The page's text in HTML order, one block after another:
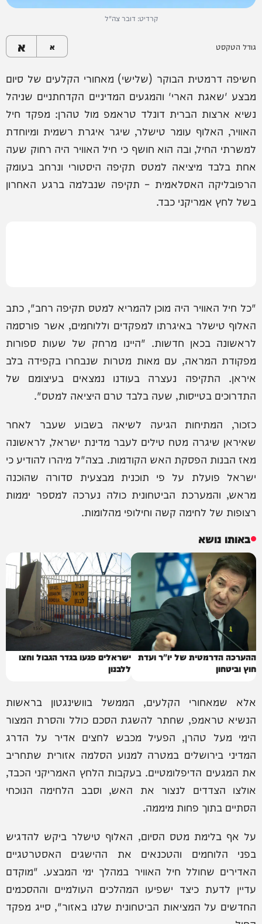
קרדיט: דובר צה"ל
גודל הטקסט א א
חשיפה דרמטית הבוקר (שלישי) מאחורי הקלעים של סיום
מבצע 'שאגת הארי' והמגעים המדיניים הקדחתניים שניהל
נשיא ארצות הברית דונלד טראמפ מול טהרן: מפקד חיל
האוויר, האלוף עומר טישלר, שיגר איגרת רשמית ומיוחדת
למשרתי החיל, ובה הוא חושף כי חיל האוויר היה רחוק שעה
אחת בלבד מיציאה למטס תקיפה היסטורי ונרחב בעומק
הרפובליקה האסלאמית – תקיפה שנבלמה ברגע האחרון
בשל לחץ אמריקני כבד.
"כל חיל האוויר היה מוכן להמריא למטס תקיפה רחב", כתב
האלוף טישלר באיגרתו למפקדים וללוחמים, אשר פורסמה
לראשונה בכאן חדשות. "היינו מרחק של שעות ספורות
מפקודת המראה, עם מאות מטרות שנבחרו בקפידה בלב
איראן. התקיפה נעצרה בעודנו נמצאים בעיצומם של
התדרוכים בטייסות, שעה בלבד טרם היציאה למטס".
כזכור, המתיחות הגיעה לשיאה בשבוע שעבר לאחר
שאיראן שיגרה מטח טילים לעבר מדינת ישראל, לראשונה
מאז הבנות הפסקת האש הקודמות. בצה"ל מיהרו להודיע כי
ישראל פועלת על פי תוכנית מבצעית סדורה שהוכנה
מראש, והמערכת הביטחונית כולה נערכה למספר יממות
רצופות של לחימה קשה וחילופי מהלומות.
באותו נושא
ההערכה הדרמטית של יו"ר ועדת
חוץ וביטחון
ישראלים פגעו בגדר הגבול וחצו
ללבנון
אלא שמאחורי הקלעים, הממשל בוושינגטון בראשות
הנשיא טראמפ, שחתר להשגת הסכם כולל והסרת המצור
הימי מעל טהרן, הפעיל מכבש לחצים אדיר על הדרג
המדיני בירושלים במטרה למנוע הסלמה אזורית שתחריב
את המגעים הדיפלומטיים. בעקבות הלחץ האמריקני הכבד,
אולצו הצדדים לנצור את האש, וסבב הלחימה הנוכחי
הסתיים בתוך פחות מיממה.
על אף בלימת מטס הסיום, האלוף טישלר ביקש להדגיש
בפני הלוחמים והטכנאים את ההישגים האסטרטגיים
האדירים שחולל חיל האוויר במהלך ימי המבצע. "מוקדם
עדיין לדעת כיצד ישפיעו המהלכים העולמיים וההסכמים
החדשים על המציאות הביטחונית שלנו באזור", סייג מפקד